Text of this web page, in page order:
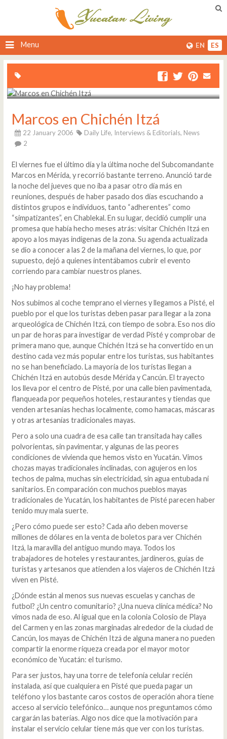
Menu EN ES
Marcos en Chichén Itzá
22 January 2006 Daily Life, Interviews & Editorials, News
2
El viernes fue el último día y la última noche del Subcomandante
Marcos en Mérida, y recorrió bastante terreno. Anunció tarde
la noche del jueves que no iba a pasar otro día más en
reuniones, después de haber pasado dos días escuchando a
distintos grupos e individuos, tanto “adherentes” como
“simpatizantes”, en Chablekal. En su lugar, decidió cumplir una
promesa que había hecho meses atrás: visitar Chichén Itzá en
apoyo a los mayas indígenas de la zona. Su agenda actualizada
se dio a conocer a las 2 de la mañana del viernes, lo que, por
supuesto, dejó a quienes intentábamos cubrir el evento
corriendo para cambiar nuestros planes.
¡No hay problema!
Nos subimos al coche temprano el viernes y llegamos a Pisté, el
pueblo por el que los turistas deben pasar para llegar a la zona
arqueológica de Chichén Itzá, con tiempo de sobra. Eso nos dio
un par de horas para investigar de verdad Pisté y comprobar de
primera mano que, aunque Chichén Itzá se ha convertido en un
destino cada vez más popular entre los turistas, sus habitantes
no se han beneficiado. La mayoría de los turistas llegan a
Chichén Itzá en autobús desde Mérida y Cancún. El trayecto
los lleva por el centro de Pisté, por una calle bien pavimentada,
flanqueada por pequeños hoteles, restaurantes y tiendas que
venden artesanías hechas localmente, como hamacas, máscaras
y otras artesanías tradicionales mayas.
Pero a solo una cuadra de esa calle tan transitada hay calles
polvorientas, sin pavimentar, y algunas de las peores
condiciones de vivienda que hemos visto en Yucatán. Vimos
chozas mayas tradicionales inclinadas, con agujeros en los
techos de palma, muchas sin electricidad, sin agua entubada ni
sanitarios. En comparación con muchos pueblos mayas
tradicionales de Yucatán, los habitantes de Pisté parecen haber
tenido muy mala suerte.
¿Pero cómo puede ser esto? Cada año deben moverse
millones de dólares en la venta de boletos para ver Chichén
Itzá, la maravilla del antiguo mundo maya. Todos los
trabajadores de hoteles y restaurantes, jardineros, guías de
turistas y artesanos que atienden a los viajeros de Chichén Itzá
viven en Pisté.
¿Dónde están al menos sus nuevas escuelas y canchas de
futbol? ¿Un centro comunitario? ¿Una nueva clínica médica? No
vimos nada de eso. Al igual que en la colonia Colosio de Playa
del Carmen y en las zonas marginadas alrededor de la ciudad de
Cancún, los mayas de Chichén Itzá de alguna manera no pueden
compartir la enorme riqueza creada por el mayor motor
económico de Yucatán: el turismo.
Para ser justos, hay una torre de telefonía celular recién
instalada, así que cualquiera en Pisté que pueda pagar un
teléfono y los bastante caros costos de operación ahora tiene
acceso al servicio telefónico… aunque nos preguntamos cómo
cargarán las baterías. Algo nos dice que la motivación para
instalar el servicio celular tiene más que ver con los turistas.